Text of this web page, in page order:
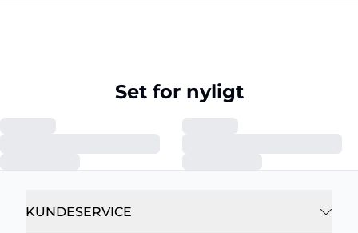
Set for nyligt
KUNDESERVICE